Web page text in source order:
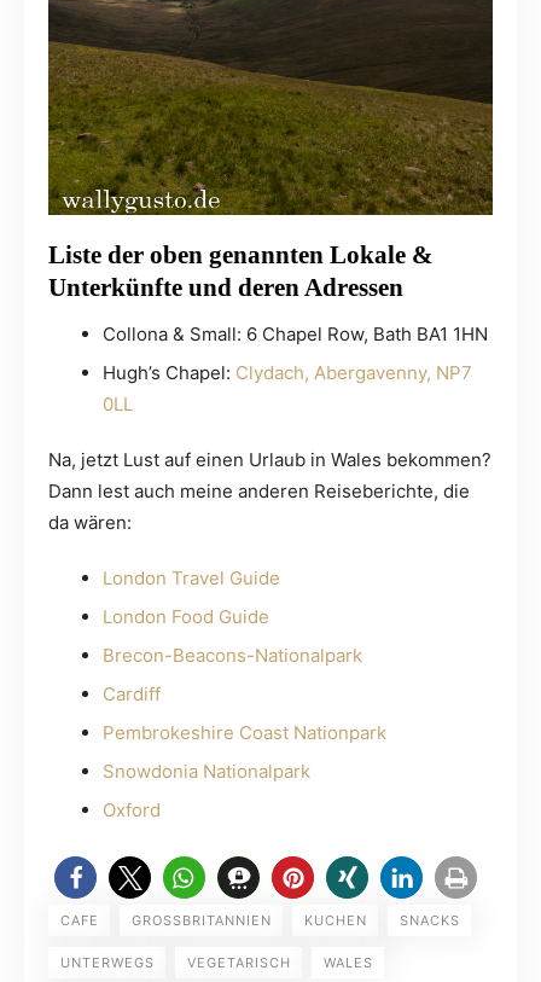
Liste der oben genannten Lokale &
Unterkünfte und deren Adressen
Collona & Small: 6 Chapel Row, Bath BA1 1HN
Hugh’s Chapel: Clydach, Abergavenny, NP7
0LL
Na, jetzt Lust auf einen Urlaub in Wales bekommen?
Dann lest auch meine anderen Reiseberichte, die
da wären:
London Travel Guide
London Food Guide
Brecon-Beacons-Nationalpark
Cardiff
Pembrokeshire Coast Nationpark
Snowdonia Nationalpark
Oxford
CAFE GROSSBRITANNIEN KUCHEN SNACKS
UNTERWEGS VEGETARISCH WALES